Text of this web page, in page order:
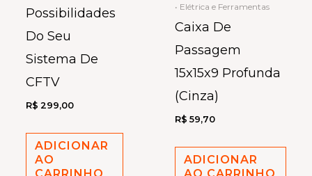
Possibilidades
Do Seu
Sistema De
CFTV
R$ 299,00
ADICIONAR
AO
• Elétrica e Ferramentas
Caixa De
Passagem
15x15x9 Profunda
(Cinza)
R$ 59,70
ADICIONAR